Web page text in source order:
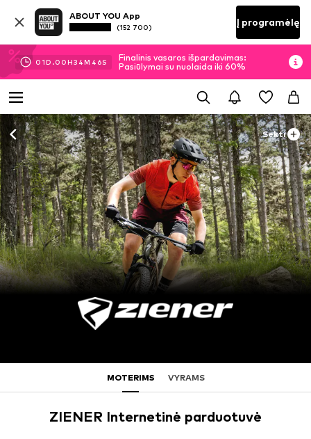
ABOUT YOU App
(152 700) Į programėlę
01D.00H34M 45S
Finalinis vasaros išpardavimas:
Pasiūlymai su nuolaida iki 60%
Sekti
MOTERIMS VYRAMS
ZIENER Internetinė parduotuvė